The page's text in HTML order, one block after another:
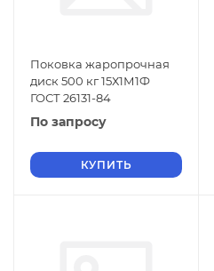
Поковка жаропрочная
диск 500 кг 15Х1М1Ф
ГОСТ 26131-84
По запросу
КУПИТЬ